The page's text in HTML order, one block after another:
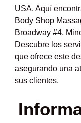
USA. Aquí
Body Shop
Broadway #4,
Descubre los
que ofrece este
asegurando una
sus clientes.